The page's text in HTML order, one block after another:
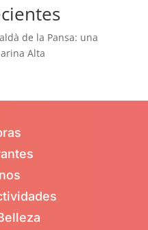
de la Pansa: una
Alta